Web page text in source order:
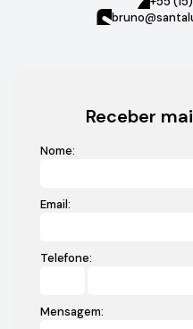
Receber
Nome:
Email:
Telefone:
Mensagem: